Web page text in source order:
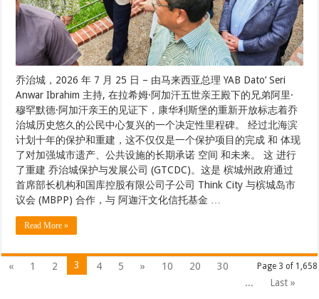
乔治城，2026 年 7 月 25 日 – 由马来西亚总理 YAB Dato’ Seri
Anwar Ibrahim 主持, 在拉希姆·阿加汗五世亲王殿下的兄弟阿里·
穆罕默德·阿加汗亲王的见证下，康华利斯堡的重新开放标志着乔
治城历史悠久的公民中心复兴的一个决定性里程碑。 经过北海滨
计划十年的保护和重建，这不仅仅是一个保护项目的完成 和 体现
了对加强城市遗产、公共设施的长期承诺 空间 和未来。 这 进行
了重建 乔治城保护与发展公司 (GTCDC)。这是 槟城州政府通过
首席部长机构和国库控股有限公司子公司 Think City 与槟城岛市
议会 (MBPP) 合作，与 阿迦汗文化信托基金 …
Read More »
Page 3 of 1,658
« 1 2 3 4 5 » 10 20
30
...
Last »